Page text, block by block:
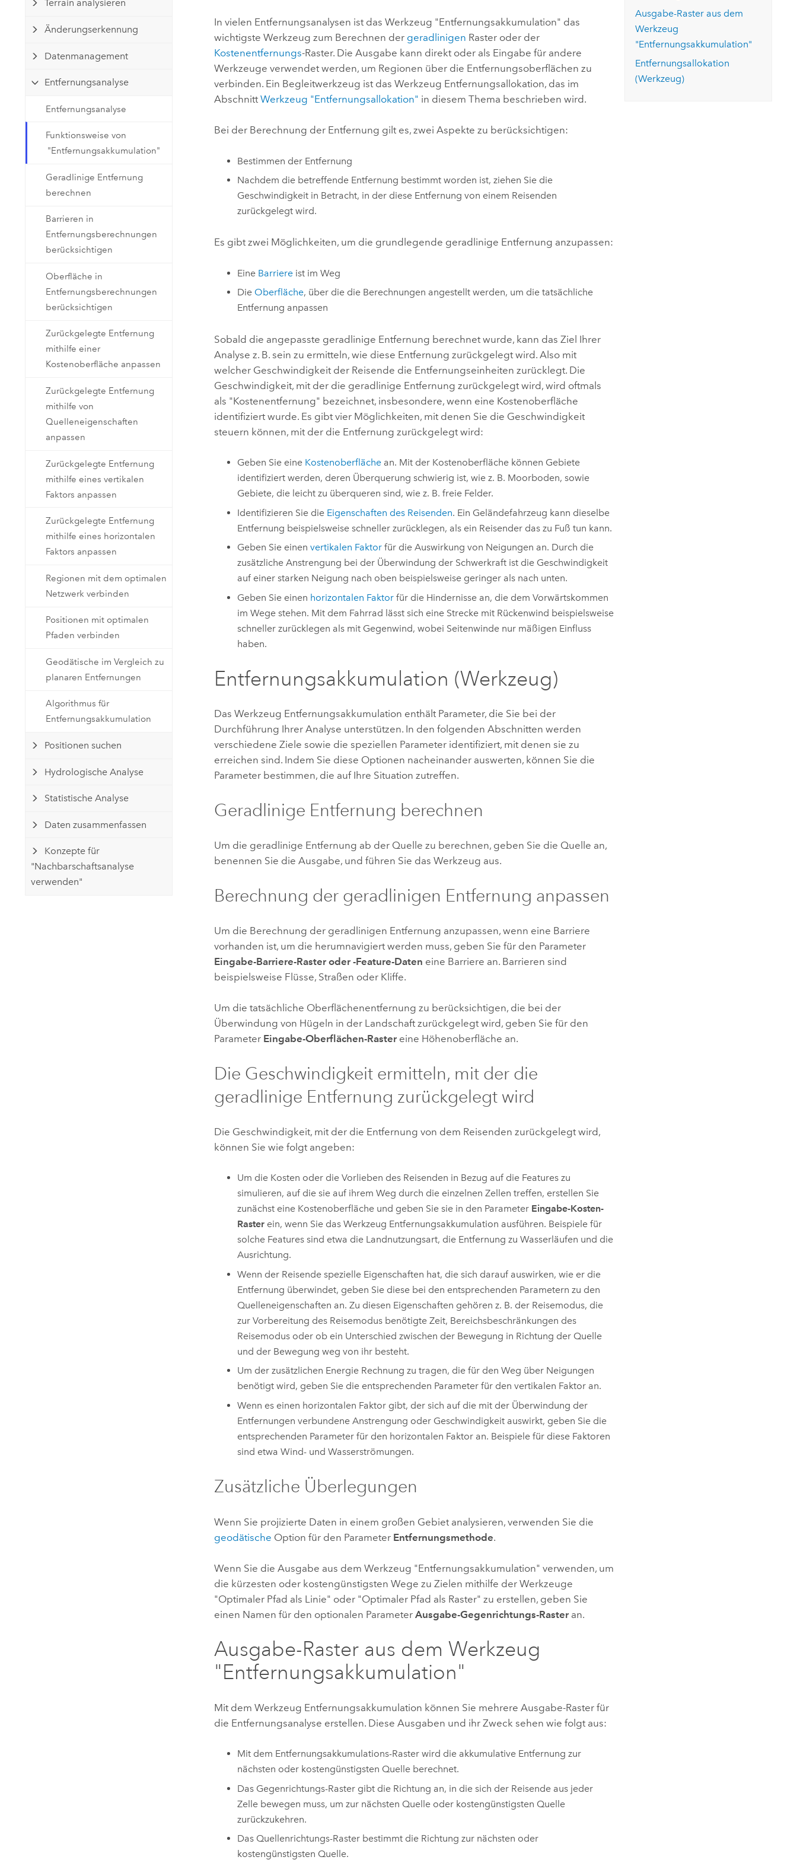
Erstellen Sie Anwendungen für
räumliche Analyse
Alle Produkte
aktivieren Sie eine kostenfreie Testversion.
ArcGIS Pro erkunden
Alle Branchen
Infrastrukturmanagement erkunden
Den Kurs erkunden
Alle Storys
Die Story lesen
Terrain analysieren
Änderungserkennung
Datenmanagement
Entfernungsanalyse
Entfernungsanalyse
Funktionsweise von
"Entfernungsakkumulation"
Geradlinige Entfernung
berechnen
Barrieren in
Entfernungsberechnungen
berücksichtigen
Oberfläche in
Entfernungsberechnungen
berücksichtigen
Zurückgelegte Entfernung
mithilfe einer
Kostenoberfläche anpassen
Zurückgelegte Entfernung
mithilfe von
Quelleneigenschaften
anpassen
Zurückgelegte Entfernung
mithilfe eines vertikalen
Faktors anpassen
Zurückgelegte Entfernung
mithilfe eines horizontalen
Faktors anpassen
Regionen mit dem optimalen
Netzwerk verbinden
Positionen mit optimalen
Pfaden verbinden
Geodätische im Vergleich zu
planaren Entfernungen
Algorithmus für
Entfernungsakkumulation
Positionen suchen
Hydrologische Analyse
Statistische Analyse
Daten zusammenfassen
Konzepte für
"Nachbarschaftsanalyse
verwenden"
In vielen Entfernungsanalysen ist das Werkzeug "Entfernungsakkumulation" das
wichtigste Werkzeug zum Berechnen der geradlinigen Raster oder der
Kostenentfernungs-Raster. Die Ausgabe kann direkt oder als Eingabe für andere
Werkzeuge verwendet werden, um Regionen über die Entfernungsoberflächen zu
verbinden. Ein Begleitwerkzeug ist das Werkzeug Entfernungsallokation, das im
AbschnittWerkzeug "Entfernungsallokation" in diesem Thema beschrieben wird.
Bei der Berechnung der Entfernung gilt es, zwei Aspekte zu berücksichtigen:
Bestimmen der Entfernung
Nachdem die betreffende Entfernung bestimmt worden ist, ziehen Sie die
Geschwindigkeit in Betracht, in der diese Entfernung von einem Reisenden
zurückgelegt wird.
Es gibt zwei Möglichkeiten, um die grundlegende geradlinige Entfernung anzupassen:
Eine Barriereist im Weg
Die Oberfläche, über die die Berechnungen angestellt werden, um die tatsächliche
Entfernung anpassen
Sobald die angepasste geradlinige Entfernung berechnet wurde, kann das Ziel Ihrer
Analyse z. B. sein zu ermitteln, wie diese Entfernung zurückgelegt wird. Also mit
welcher Geschwindigkeit der Reisende die Entfernungseinheiten zurücklegt. Die
Geschwindigkeit, mit der die geradlinige Entfernung zurückgelegt wird, wird oftmals
als "Kostenentfernung" bezeichnet, insbesondere, wenn eine Kostenoberfläche
identifiziert wurde. Es gibt vier Möglichkeiten, mit denen Sie die Geschwindigkeit
steuern können, mit der die Entfernung zurückgelegt wird:
Geben Sie eine Kostenoberflächean. Mit der Kostenoberfläche können Gebiete
identifiziert werden, deren Überquerung schwierig ist, wie z. B. Moorboden, sowie
Gebiete, die leicht zu überqueren sind, wie z. B. freie Felder.
Identifizieren Sie die Eigenschaften des Reisenden. Ein Geländefahrzeug kann dieselbe
Entfernung beispielsweise schneller zurücklegen, als ein Reisender das zu Fuß tun kann.
Geben Sie einen vertikalen Faktorfür die Auswirkung von Neigungen an. Durch die
zusätzliche Anstrengung bei der Überwindung der Schwerkraft ist die Geschwindigkeit
auf einer starken Neigung nach oben beispielsweise geringer als nach unten.
Geben Sie einen horizontalen Faktorfür die Hindernisse an, die dem Vorwärtskommen
im Wege stehen. Mit dem Fahrrad lässt sich eine Strecke mit Rückenwind beispielsweise
schneller zurücklegen als mit Gegenwind, wobei Seitenwinde nur mäßigen Einfluss
haben.
Entfernungsakkumulation (Werkzeug)
Das Werkzeug Entfernungsakkumulation enthält Parameter, die Sie bei der
Durchführung Ihrer Analyse unterstützen. In den folgenden Abschnitten werden
verschiedene Ziele sowie die speziellen Parameter identifiziert, mit denen sie zu
erreichen sind. Indem Sie diese Optionen nacheinander auswerten, können Sie die
Parameter bestimmen, die auf Ihre Situation zutreffen.
Geradlinige Entfernung berechnen
Um die geradlinige Entfernung ab der Quelle zu berechnen, geben Sie die Quelle an,
benennen Sie die Ausgabe, und führen Sie das Werkzeug aus.
Berechnung der geradlinigen Entfernung anpassen
Um die Berechnung der geradlinigen Entfernung anzupassen, wenn eine Barriere
vorhanden ist, um die herumnavigiert werden muss, geben Sie für den Parameter
Eingabe-Barriere-Raster oder -Feature-Daten eine Barriere an. Barrieren sind
beispielsweise Flüsse, Straßen oder Kliffe.
Um die tatsächliche Oberflächenentfernung zu berücksichtigen, die bei der
Überwindung von Hügeln in der Landschaft zurückgelegt wird, geben Sie für den
Parameter Eingabe-Oberflächen-Raster eine Höhenoberfläche an.
Die Geschwindigkeit ermitteln, mit der die
geradlinige Entfernung zurückgelegt wird
Die Geschwindigkeit, mit der die Entfernung von dem Reisenden zurückgelegt wird,
können Sie wie folgt angeben:
Um die Kosten oder die Vorlieben des Reisenden in Bezug auf die Features zu
simulieren, auf die sie auf ihrem Weg durch die einzelnen Zellen treffen, erstellen Sie
zunächst eine Kostenoberfläche und geben Sie sie in den Parameter Eingabe-Kosten-
Rasterein, wenn Sie das Werkzeug Entfernungsakkumulation ausführen. Beispiele für
solche Features sind etwa die Landnutzungsart, die Entfernung zu Wasserläufen und die
Ausrichtung.
Wenn der Reisende spezielle Eigenschaften hat, die sich darauf auswirken, wie er die
Entfernung überwindet, geben Sie diese bei den entsprechenden Parametern zu den
Quelleneigenschaften an. Zu diesen Eigenschaften gehören z. B. der Reisemodus, die
zur Vorbereitung des Reisemodus benötigte Zeit, Bereichsbeschränkungen des
Reisemodus oder ob ein Unterschied zwischen der Bewegung in Richtung der Quelle
und der Bewegung weg von ihr besteht.
Um der zusätzlichen Energie Rechnung zu tragen, die für den Weg über Neigungen
benötigt wird, geben Sie die entsprechenden Parameter für den vertikalen Faktor an.
Wenn es einen horizontalen Faktor gibt, der sich auf die mit der Überwindung der
Entfernungen verbundene Anstrengung oder Geschwindigkeit auswirkt, geben Sie die
entsprechenden Parameter für den horizontalen Faktor an. Beispiele für diese Faktoren
sind etwa Wind- und Wasserströmungen.
Zusätzliche Überlegungen
Wenn Sie projizierte Daten in einem großen Gebiet analysieren, verwenden Sie die
geodätische Option für den Parameter Entfernungsmethode.
Wenn Sie die Ausgabe aus dem Werkzeug "Entfernungsakkumulation" verwenden, um
die kürzesten oder kostengünstigsten Wege zu Zielen mithilfe der Werkzeuge
"Optimaler Pfad als Linie" oder "Optimaler Pfad als Raster" zu erstellen, geben Sie
einen Namen für den optionalen ParameterAusgabe-Gegenrichtungs-Raster an.
Ausgabe-Raster aus dem Werkzeug
"Entfernungsakkumulation"
Mit dem Werkzeug Entfernungsakkumulation können Sie mehrere Ausgabe-Raster für
die Entfernungsanalyse erstellen. Diese Ausgaben und ihr Zweck sehen wie folgt aus:
Mit dem Entfernungsakkumulations-Raster wird die akkumulative Entfernung zur
nächsten oder kostengünstigsten Quelle berechnet.
Das Gegenrichtungs-Raster gibt die Richtung an, in die sich der Reisende aus jeder
Zelle bewegen muss, um zur nächsten Quelle oder kostengünstigsten Quelle
zurückzukehren.
Das Quellenrichtungs-Raster bestimmt die Richtung zur nächsten oder
kostengünstigsten Quelle.
Ausgabe-Raster aus dem
Werkzeug
"Entfernungsakkumulation"
Entfernungsallokation
(Werkzeug)